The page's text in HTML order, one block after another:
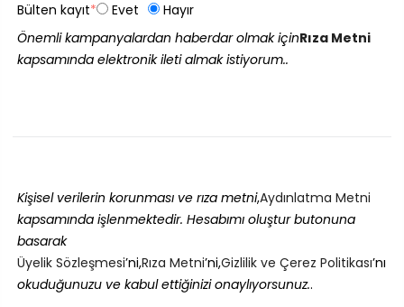
Bülten kayıt* Evet
Hayır
Önemli kampanyalardan haberdar olmak içinRıza Metni
kapsamında elektronik ileti almak istiyorum..
Kişisel verilerin korunması ve rıza metni,Aydınlatma Metni
kapsamında işlenmektedir. Hesabımı oluştur butonuna
basarak
Üyelik Sözleşmesi’ni,Rıza Metni’ni,Gizlilik ve Çerez Politikası’nı
okuduğunuzu ve kabul ettiğinizi onaylıyorsunuz..